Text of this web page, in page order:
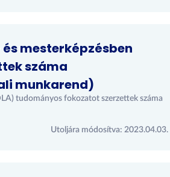
mesterképzésben
száma
munkarend)
tudományos fokozatot szerzettek száma
Utoljára módosítva: 2023.04.03.